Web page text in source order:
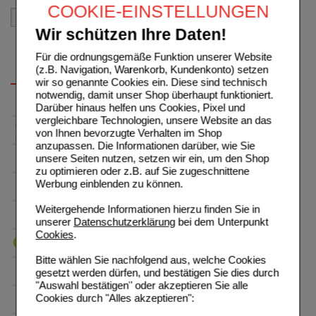
COOKIE-EINSTELLUNGEN
Wir schützen Ihre Daten!
Für die ordnungsgemäße Funktion unserer Website
(z.B. Navigation, Warenkorb, Kundenkonto) setzen
wir so genannte Cookies ein. Diese sind technisch
notwendig, damit unser Shop überhaupt funktioniert.
Darüber hinaus helfen uns Cookies, Pixel und
vergleichbare Technologien, unsere Website an das
von Ihnen bevorzugte Verhalten im Shop
anzupassen. Die Informationen darüber, wie Sie
unsere Seiten nutzen, setzen wir ein, um den Shop
zu optimieren oder z.B. auf Sie zugeschnittene
Werbung einblenden zu können.
Weitergehende Informationen hierzu finden Sie in
unserer Datenschutzerklärungbei dem Unterpunkt
Cookies.
Bitte wählen Sie nachfolgend aus, welche Cookies
gesetzt werden dürfen, und bestätigen Sie dies durch
"Auswahl bestätigen" oder akzeptieren Sie alle
Cookies durch "Alles akzeptieren":